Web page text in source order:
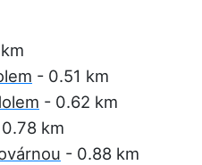
- 0.51 km
- 0.62 km
km
- 0.88 km